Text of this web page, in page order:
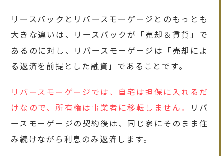
リースバックとリバースモーゲージとのもっとも
大きな違いは、リースバックが「売却＆賃貸」で
あるのに対し、リバースモーゲージは「売却によ
る返済を前提とした融資」であることです。
リバースモーゲージでは、自宅は担保に入れるだ
けなので、所有権は事業者に移転しません。
リバ
ースモーゲージの契約後は、同じ家にそのまま住
み続けながら利息のみ返済します。